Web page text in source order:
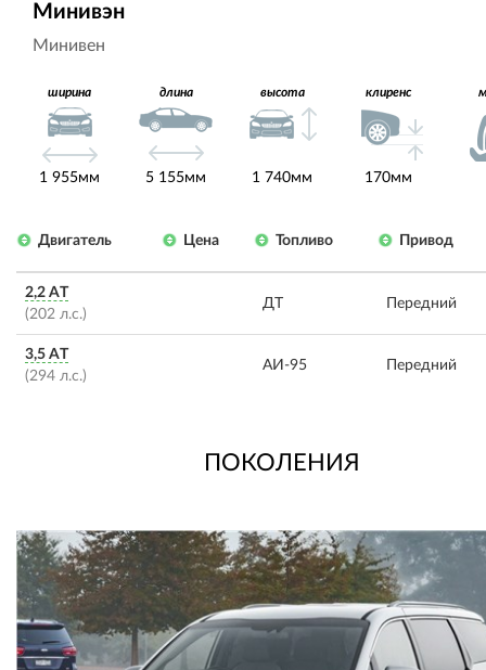
Минивэн
Минивен
ширина
1 955мм
длина
5 155мм
высота
1 740мм
клиренс
170мм
Двигатель Цена Топливо Привод
2,2 AT
(202 л.с.)
ДТ Передний
3,5 AT
(294 л.с.)
АИ-95 Передний
ПОКОЛЕНИЯ